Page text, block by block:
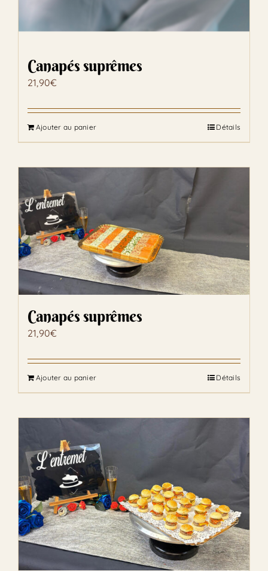
Canapés suprêmes
21,90€
Ajouter au panier Détails
Canapés suprêmes
21,90€
Ajouter au panier Détails